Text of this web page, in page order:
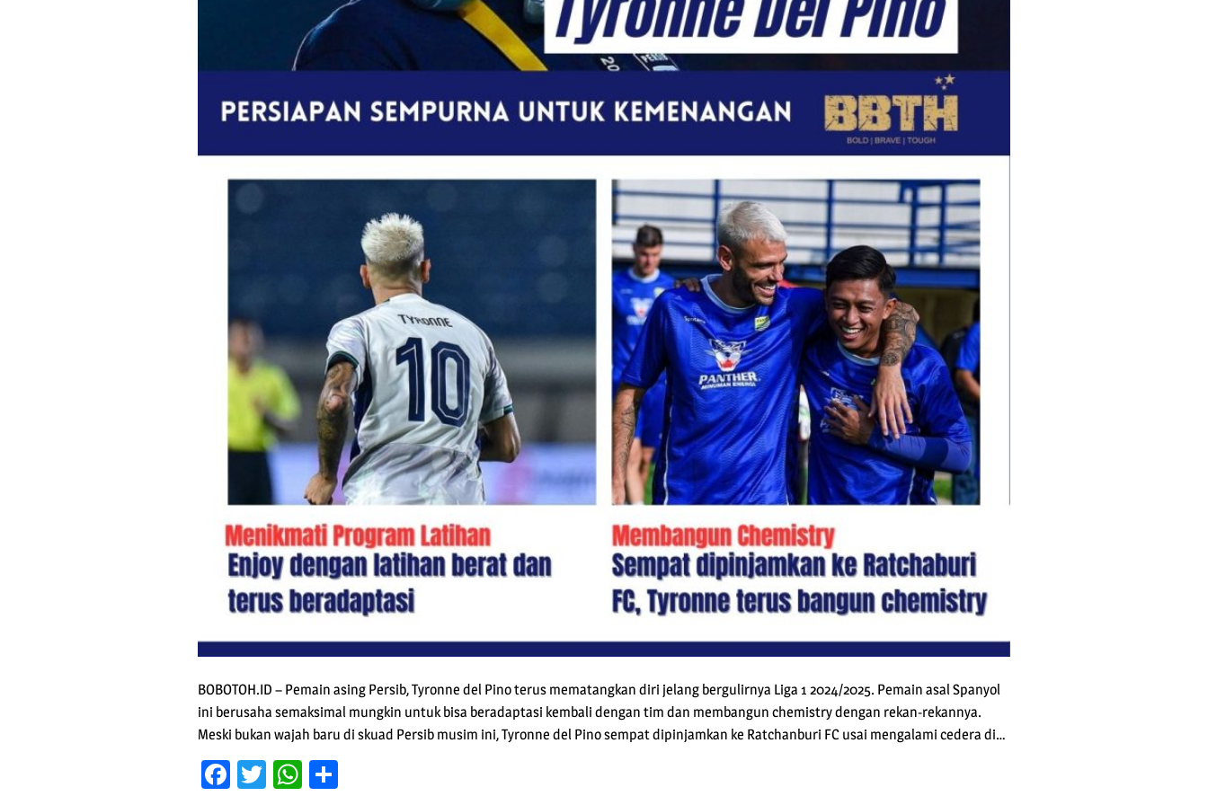
BOBOTOH.ID – Pemain asing Persib, Tyronne del Pino terus mematangkan diri jelang bergulirnya Liga 1 2024/2025. Pemain asal Spanyol
ini berusaha semaksimal mungkin untuk bisa beradaptasi kembali dengan tim dan membangun chemistry dengan rekan-rekannya.
Meski bukan wajah baru di skuad Persib musim ini, Tyronne del Pino sempat dipinjamkan ke Ratchanburi FC usai mengalami cedera di…
Facebook
TwitterWhatsApp